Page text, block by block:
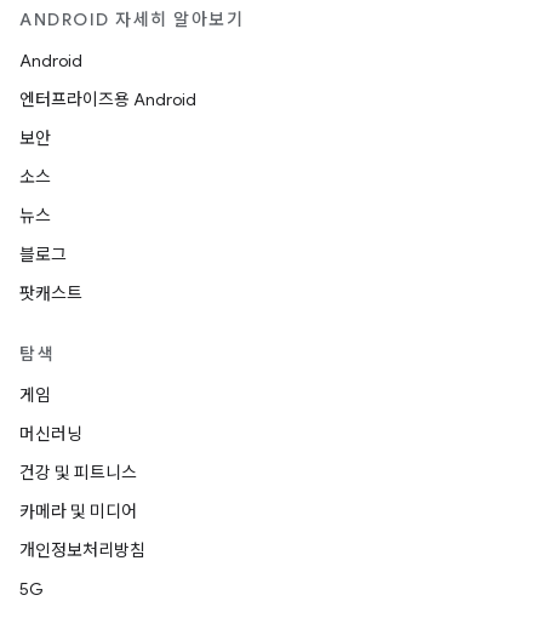
ANDROID 자세히 알아보기
Android
엔터프라이즈용 Android
보안
소스
뉴스
블로그
팟캐스트
탐색
게임
머신러닝
건강 및 피트니스
카메라 및 미디어
개인정보처리방침
5G